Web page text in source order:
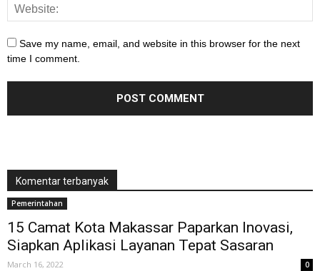
Save my name, email, and website in this browser for the next
time I comment.
Komentar terbanyak
Pemerintahan
15 Camat Kota Makassar Paparkan Inovasi,
Siapkan Aplikasi Layanan Tepat Sasaran
March 16, 2022 0